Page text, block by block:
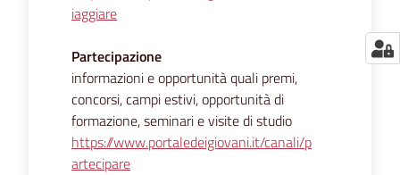
iaggiare
Partecipazione
informazioni e opportunità quali premi,
concorsi, campi estivi, opportunità di
formazione, seminari e visite di studio
https://www.portaledeigiovani.it/canali/p
artecipare